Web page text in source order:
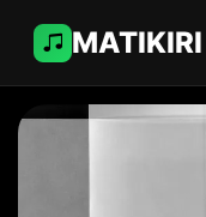
MATIKIRI